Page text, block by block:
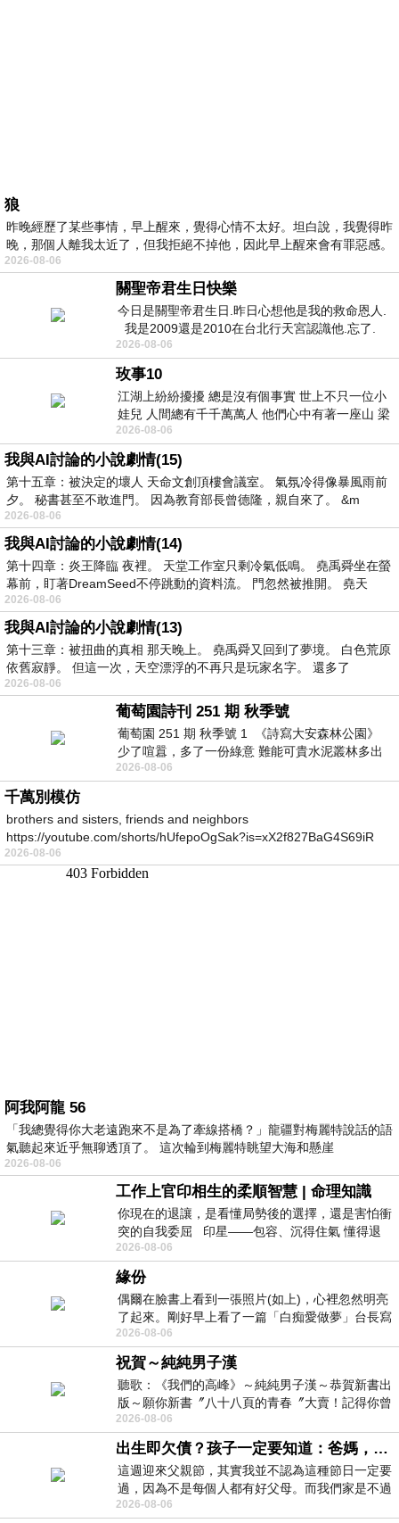
狼
昨晚經歷了某些事情，早上醒來，覺得心情不太好。坦白說，我覺得昨
晚，那個人離我太近了，但我拒絕不掉他，因此早上醒來會有罪惡感。
2026-08-06
關聖帝君生日快樂
今日是關聖帝君生日.昨日心想他是我的救命恩人.
我是2009還是2010在台北行天宮認識他.忘了.
一個奇摩交友的網友學
2026-08-06
玫事10
江湖上紛紛擾擾 總是沒有個事實 世上不只一位小
娃兒 人間總有千千萬萬人 他們心中有著一座山 梁
山佛山泰華衡恆嵩 一山之高
2026-08-06
我與AI討論的小說劇情(15)
第十五章：被決定的壞人 天命文創頂樓會議室。 氣氛冷得像暴風雨前
夕。 秘書甚至不敢進門。 因為教育部長曾德隆，親自來了。 &m
2026-08-06
我與AI討論的小說劇情(14)
第十四章：炎王降臨 夜裡。 天堂工作室只剩冷氣低鳴。 堯禹舜坐在螢
幕前，盯著DreamSeed不停跳動的資料流。 門忽然被推開。 堯天
2026-08-06
我與AI討論的小說劇情(13)
第十三章：被扭曲的真相 那天晚上。 堯禹舜又回到了夢境。 白色荒原
依舊寂靜。 但這一次，天空漂浮的不再只是玩家名字。 還多了
2026-08-06
葡萄園詩刊 251 期 秋季號
葡萄園 251 期 秋季號 1 《詩寫大安森林公園》
少了喧囂，多了一份綠意 難能可貴水泥叢林多出
一
2026-08-06
千萬別模仿
brothers and sisters, friends and neighbors
https://youtube.com/shorts/hUfepoOgSak?is=xX2f827BaG4S69iR
https
2026-08-06
阿我阿龍 56
「我總覺得你大老遠跑來不是為了牽線搭橋？」龍疆對梅麗特說話的語
氣聽起來近乎無聊透頂了。 這次輪到梅麗特眺望大海和懸崖
2026-08-06
工作上官印相生的柔順智慧 | 命理知識
你現在的退讓，是看懂局勢後的選擇，還是害怕衝
突的自我委屈 印星——包容、沉得住氣 懂得退
一步觀察，不會
2026-08-06
緣份
偶爾在臉書上看到一張照片(如上)，心裡忽然明亮
了起來。剛好早上看了一篇「白痴愛做夢」台長寫
的貼文，在回顧年輕時瘋狂愛上
2026-08-06
祝賀～純純男子漢
聽歌：《我們的高峰》～純純男子漢～恭賀新書出
版～願你新書〞八十八頁的青春〞大賣！記得你曾
經在我的版留言…「好讚的圖^^感覺大家
2026-08-06
出生即欠債？孩子一定要知道：爸媽，其實我不欠你們
這週迎來父親節，其實我並不認為這種節日一定要
過，因為不是每個人都有好父母。而我們家是不過
節的，平時也沒什麼儀式感，生活趨近冷
2026-08-06